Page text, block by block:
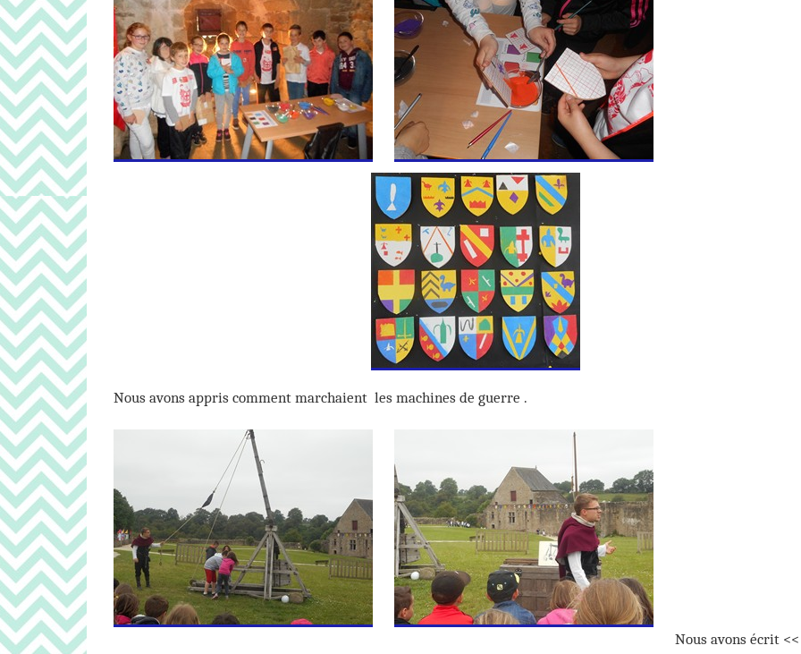
Nous avons appris comment marchaient les machines de guerre .
Nous avons écrit